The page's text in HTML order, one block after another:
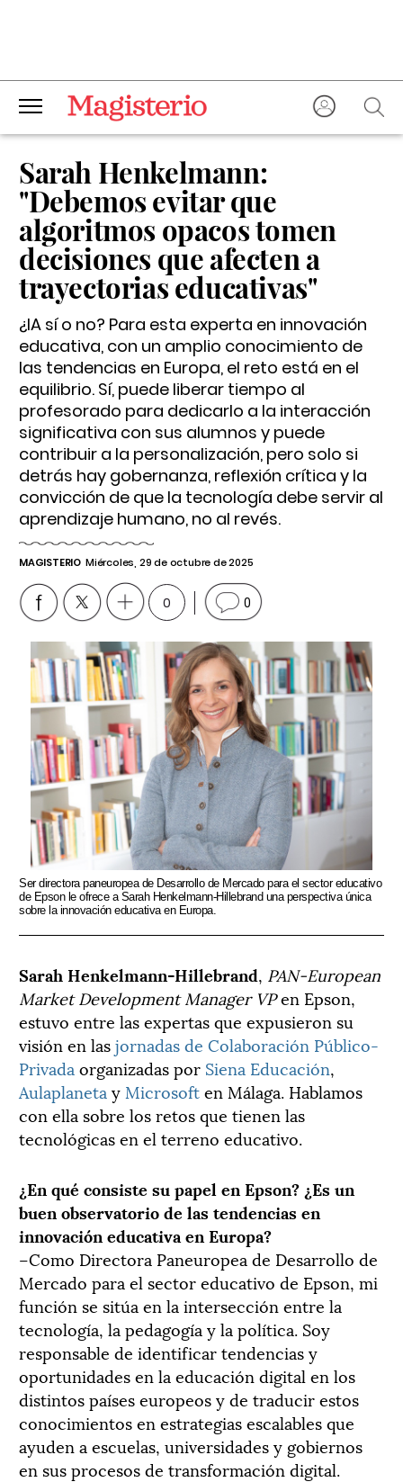
Sarah Henkelmann:
"Debemos evitar que
algoritmos opacos tomen
decisiones que afecten a
trayectorias educativas"
¿IA sí o no? Para esta experta en innovación
educativa, con un amplio conocimiento de
las tendencias en Europa, el reto está en el
equilibrio. Sí, puede liberar tiempo al
profesorado para dedicarlo a la interacción
significativa con sus alumnos y puede
contribuir a la personalización, pero solo si
detrás hay gobernanza, reflexión crítica y la
convicción de que la tecnología debe servir al
aprendizaje humano, no al revés.
MAGISTERIO Miércoles, 29 de octubre de 2025
0 0
Ser directora paneuropea de Desarrollo de Mercado para el sector educativo
de Epson le ofrece a Sarah Henkelmann-Hillebrand una perspectiva única
sobre la innovación educativa en Europa.
Sarah Henkelmann-Hillebrand, PAN-European
Market Development Manager VPen Epson,
estuvo entre las expertas que expusieron su
visión en lasjornadas de Colaboración Público-
Privada organizadas por Siena Educación,
Aulaplaneta y Microsoften Málaga. Hablamos
con ella sobre los retos que tienen las
tecnológicas en el terreno educativo.
¿En qué consiste su papel en Epson? ¿Es un
buen observatorio de las tendencias en
innovación educativa en Europa?
–Como Directora Paneuropea de Desarrollo de
Mercado para el sector educativo de Epson, mi
función se sitúa en la intersección entre la
tecnología, la pedagogía y la política. Soy
responsable de identificar tendencias y
oportunidades en la educación digital en los
distintos países europeos y de traducir estos
conocimientos en estrategias escalables que
ayuden a escuelas, universidades y gobiernos
en sus procesos de transformación digital.